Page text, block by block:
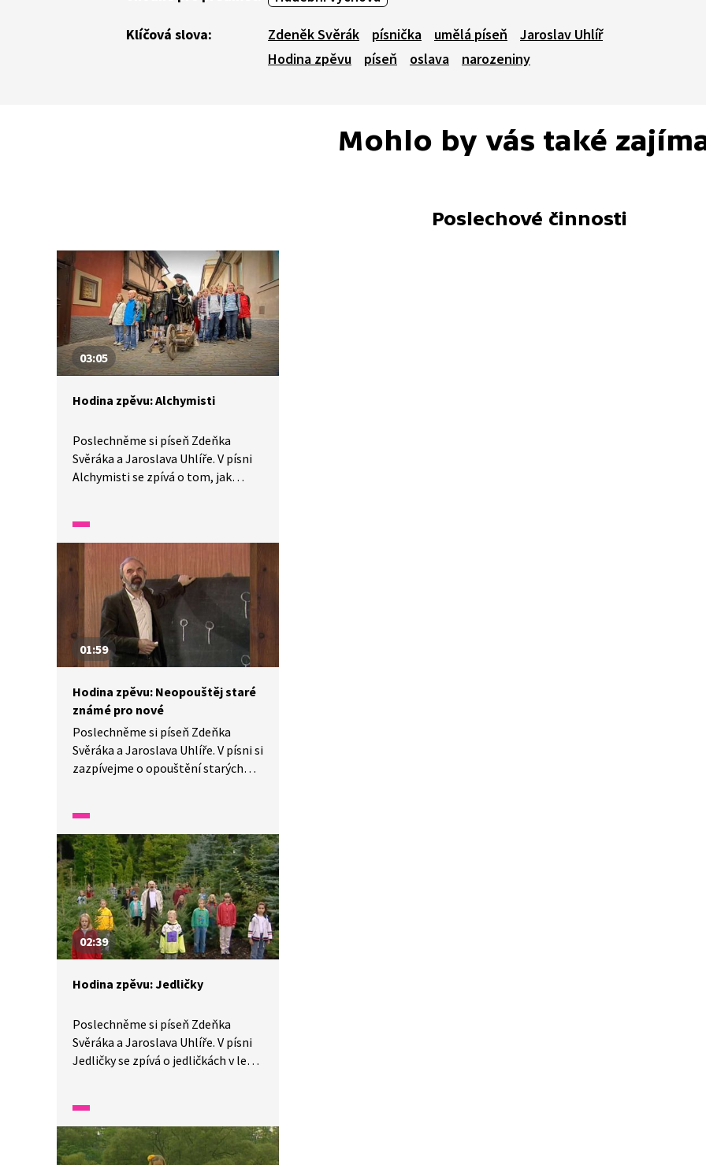
Klíčová slova: Zdeněk Svěrák písnička umělá píseň
Jaroslav Uhlíř
Hodina zpěvu
píseň oslava narozeniny
Mohlo by vás také
Poslechové činnosti
03:05
Hodina zpěvu: Alchymisti
Poslechněme si píseň Zdeňka
Svěráka a Jaroslava Uhlíře. V písni
Alchymisti se zpívá o tom, jak
alespoň v písni vyrobit zlato?
Zazpívejme si s nimi!
01:59
Hodina zpěvu: Neopouštěj staré
známé pro nové
Poslechněme si píseň Zdeňka
Svěráka a Jaroslava Uhlíře. V písni si
zazpívejme o opouštění starých
Opravdu je třeba ihned měnit věci
za nové?
02:39
Hodina zpěvu: Jedličky
Poslechněme si píseň Zdeňka
Svěráka a Jaroslava Uhlíře. V písni
Jedličky se zpívá o jedličkách v lesní
do školky? Nemají snad babičky?
A co na to hajný Hadrbolec?